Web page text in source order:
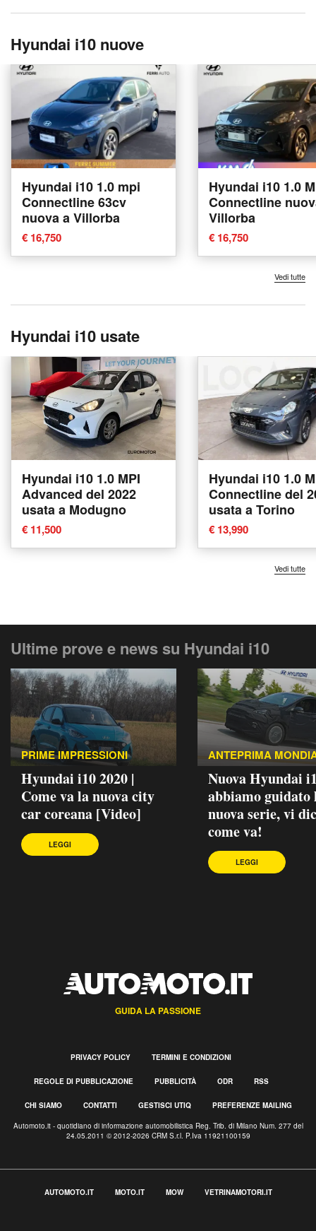
Hyundai i10 nuove
Hyundai i10 1.0 mpi
Connectline 63cv
nuova a Villorba
€ 16,750
Hyundai i10 1.0
Connectline
Villorba
€ 16,750
Vedi tutte
Hyundai i10 usate
Hyundai i10 1.0 MPI
Advanced del 2022
usata a Modugno
€ 11,500
Hyundai i10 1.0
Connectline del
usata a Torino
€ 13,990
Vedi tutte
Ultime prove e news su Hyundai i10
PRIME IMPRESSIONI
Hyundai i10 2020 |
Come va la nuova city
car coreana [Video]
LEGGI
ANTEPRIMA
Nuova Hyundai
abbiamo guidato
nuova serie, vi
come va!
LEGGI
GUIDA LA PASSIONE
PRIVACY POLICY TERMINI E CONDIZIONI
REGOLE DI PUBBLICAZIONE PUBBLICITÀ ODR RSS
CHI SIAMO CONTATTI GESTISCI UTIQ PREFERENZE MAILING
Automoto.it - quotidiano di informazione automobilistica Reg. Trib. di Milano Num. 277 del
24.05.2011 © 2012-2026 CRM S.r.l. P.Iva 11921100159
AUTOMOTO.IT MOTO.IT MOW VETRINAMOTORI.IT